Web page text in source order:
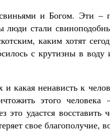
и Богом. Эти –
люди стали
каким хотят
с крутизны в воду
какая ненависть к
этого
удастся восставить
свое благополучие,